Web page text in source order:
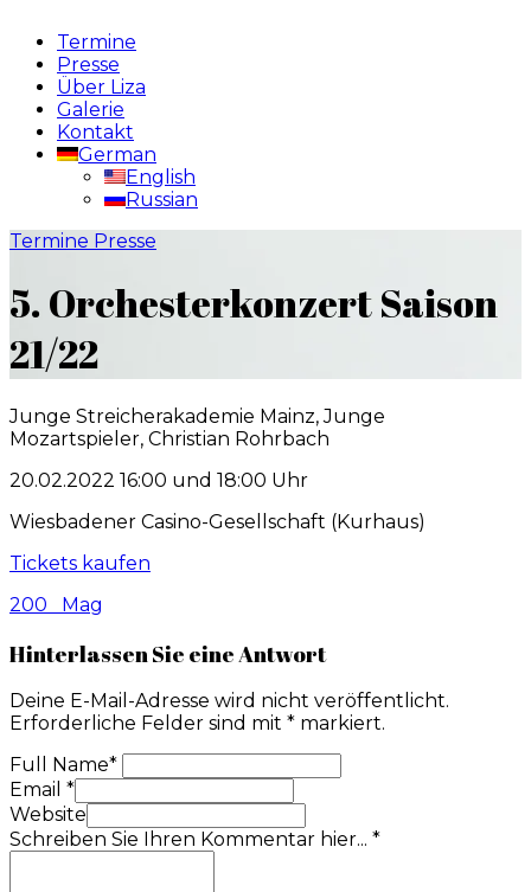
Termine
Presse
Über Liza
Galerie
Kontakt
German
English
Russian
Termine Presse
5. Orchesterkonzert Saison
21/22
Junge Streicherakademie Mainz, Junge
Mozartspieler, Christian Rohrbach
20.02.2022 16:00 und 18:00 Uhr
Wiesbadener Casino-Gesellschaft (Kurhaus)
Tickets kaufen
200
Mag
Hinterlassen Sie eine Antwort
Deine E-Mail-Adresse wird nicht veröffentlicht.
Erforderliche Felder sind mit * markiert.
Full Name*
Email *
Website
Schreiben Sie Ihren Kommentar hier... *